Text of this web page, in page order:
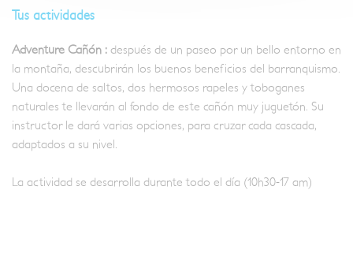
Tus actividades
Adventure Cañón : después de un paseo por un bello entorno en
la montaña, descubrirán los buenos beneficios del barranquismo.
Una docena de saltos, dos hermosos rapeles y toboganes
naturales te llevarán al fondo de este cañón muy juguetón. Su
instructor le dará varias opciones, para cruzar cada cascada,
adaptados a su nivel.
La actividad se desarrolla durante todo el día (10h30-17 am)